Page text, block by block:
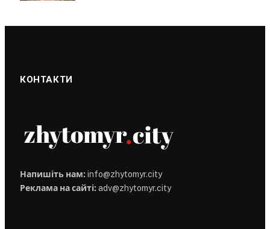
КОНТАКТИ
Напишіть нам: info@zhytomyr.city
Реклама на сайті: adv@zhytomyr.city